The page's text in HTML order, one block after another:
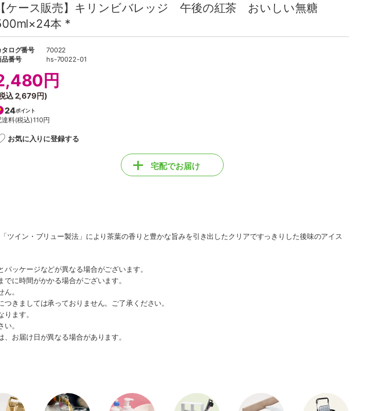
【ケース販売】キリンビバレッジ 午後の紅茶 おいしい無糖
本 *
タログ番号
70022
品番号
hs-70022-01
円
込2,679円)
24ポイント
達料(税込)110円
お気に入りに登録する
宅配でお届け
ツイン・ブリュー製法」により茶葉の香りと豊かな旨みを引き出したクリアですっきりした後味のアイス
ッケージなどが異なる場合がございます。
に時間がかかる場合がございます。
。
きましては承っておりません。ご了承ください。
ます。
。
お届け日が異なる場合があります。